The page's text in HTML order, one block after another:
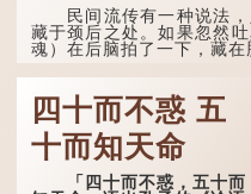
朴素观察：如果立秋的精
确...
民间流传有一种说法，
藏于颈后之处。如果忽然
魂）在后脑拍了一下，藏在
因此...
四十而不惑 五
十而知天命
「四十而不惑，五十而